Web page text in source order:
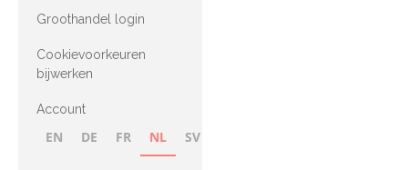
Groothandel login
Cookievoorkeuren
bijwerken
Account
EN DE FR NL SV